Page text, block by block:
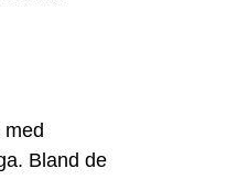
med
Bland de